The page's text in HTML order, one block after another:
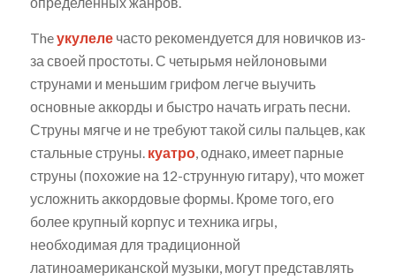
Theукулелечасто рекомендуется для новичков из-
за своей простоты. С четырьмя нейлоновыми
струнами и меньшим грифом легче выучить
основные аккорды и быстро начать играть песни.
Струны мягче и не требуют такой силы пальцев, как
стальные струны. куатро, однако, имеет парные
струны (похожие на 12-струнную гитару), что может
усложнить аккордовые формы. Кроме того, его
более крупный корпус и техника игры,
необходимая для традиционной
латиноамериканской музыки, могут представлять